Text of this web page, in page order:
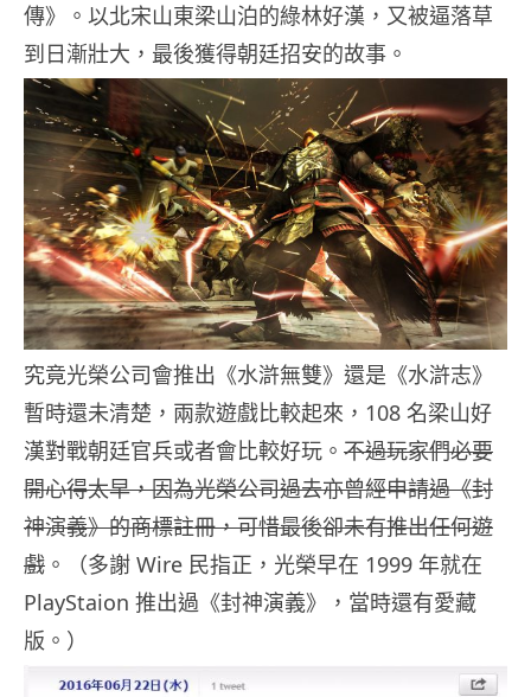
傳》。以北宋山東梁山泊的綠林好漢，又被逼落草
到日漸壯大，最後獲得朝廷招安的故事。
究竟光榮公司會推出《水滸無雙》還是《水滸志》
暫時還未清楚，兩款遊戲比較起來，108 名梁山好
漢對戰朝廷官兵或者會比較好玩。 不過玩家們必要
開心得太早，因為光榮公司過去亦曾經申請過《封
神演義》的商標註冊，可惜最後卻未有推出任何遊
戲 。（多謝 Wire 民指正，光榮早在 1999 年就在
PlayStaion 推出過《封神演義》，當時還有愛藏
版。）